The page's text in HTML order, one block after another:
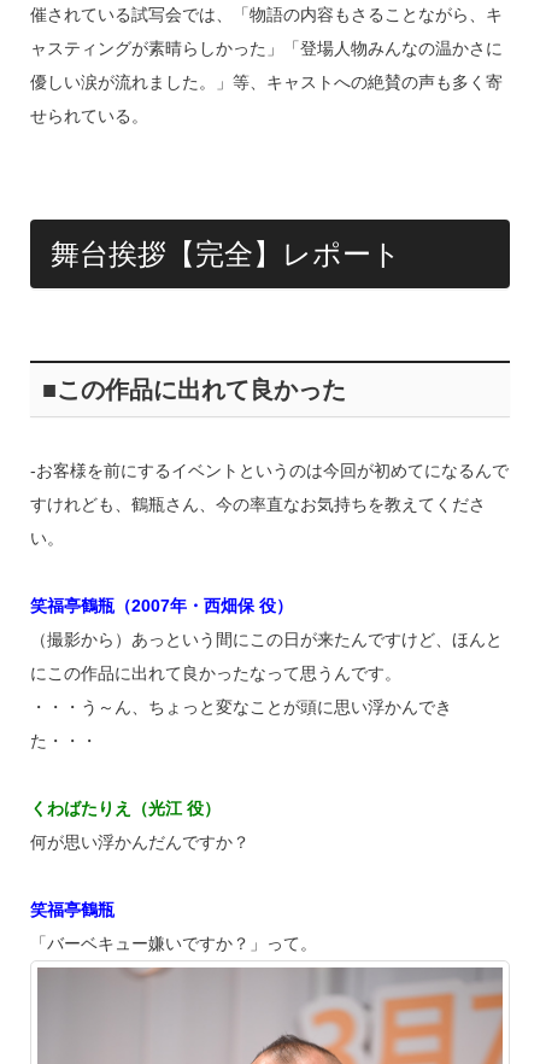
催されている試写会では、「物語の内容もさることながら、キ
ャスティングが素晴らしかった」「登場人物みんなの温かさに
優しい涙が流れました。」等、キャストへの絶賛の声も多く寄
せられている。
舞台挨拶【完全】レポート
■この作品に出れて良かった
‐お客様を前にするイベントというのは今回が初めてになるんで
すけれども、鶴瓶さん、今の率直なお気持ちを教えてくださ
い。
笑福亭鶴瓶（2007年・西畑保 役）
（撮影から）あっという間にこの日が来たんですけど、ほんと
にこの作品に出れて良かったなって思うんです。
・・・う～ん、ちょっと変なことが頭に思い浮かんでき
た・・・
くわばたりえ（光江 役）
何が思い浮かんだんですか？
笑福亭鶴瓶
「バーベキュー嫌いですか？」って。